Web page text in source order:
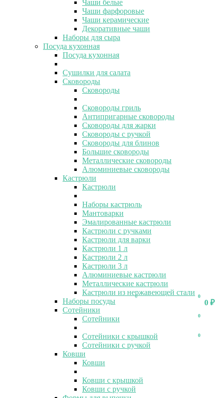
0
0 ₽
0
0
0
Чаши белые
Чаши фарфоровые
Чаши керамические
Декоративные чаши
Наборы для сыра
Посуда кухонная
Посуда кухонная
Сушилки для салата
Сковороды
Сковороды
Сковороды гриль
Антипригарные сковороды
Сковороды для жарки
Сковороды с ручкой
Сковороды для блинов
Большие сковороды
Металлические сковороды
Алюминиевые сковороды
Кастрюли
Кастрюли
Наборы кастрюль
Мантоварки
Эмалированные кастрюли
Кастрюли с ручками
Кастрюли для варки
Кастрюли 1 л
Кастрюли 2 л
Кастрюли 3 л
Алюминиевые кастрюли
Металлические кастрюли
Кастрюли из нержавеющей стали
Наборы посуды
Сотейники
Сотейники
Сотейники с крышкой
Сотейники с ручкой
Ковши
Ковши
Ковши с крышкой
Ковши с ручкой